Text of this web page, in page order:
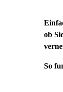
ob
So